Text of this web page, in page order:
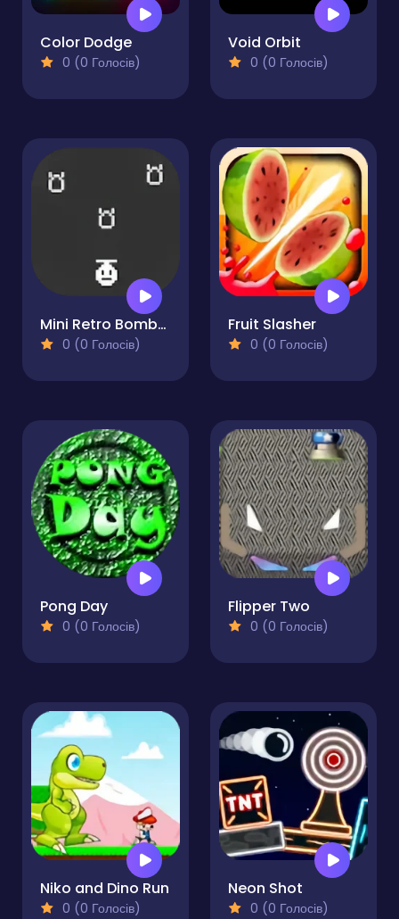
Color Dodge
0 (0 Голосів)
Void Orbit
0 (0 Голосів)
Mini Retro Bomber Enhanced
0 (0 Голосів)
Fruit Slasher
0 (0 Голосів)
Pong Day
0 (0 Голосів)
Flipper Two
0 (0 Голосів)
Niko and Dino Run
0 (0 Голосів)
Neon Shot
0 (0 Голосів)